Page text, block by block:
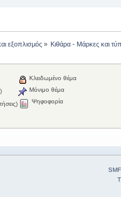
εξοπλισμός» Κιθάρα - Μάρκες και
Κλειδωμένο θέμα
Μόνιμο θέμα
Ψηφοφορία